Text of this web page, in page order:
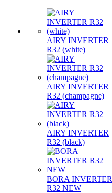
AIRY INVERTER
R32 (white)
AIRY INVERTER
R32 (champagne)
AIRY INVERTER
R32 (black)
BORA INVERTER
R32 NEW